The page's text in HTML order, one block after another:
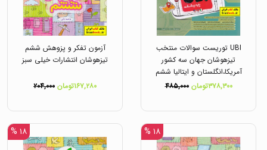
UBI توریست سوالات منتخب
تیزهوشان جهان سه کشور
آمریکا،انگلستان و ایتالیا ششم
ابتدایی انتشارات پویش
۳۷۸,۳۰۰تومان ۴۸۵,۰۰۰
آزمون تفکر و پزوهش ششم
تیزهوشان انتشارات خیلی سبز
۱۶۷,۲۸۰تومان ۲۰۴,۰۰۰
۱۸ % ۱۸ %